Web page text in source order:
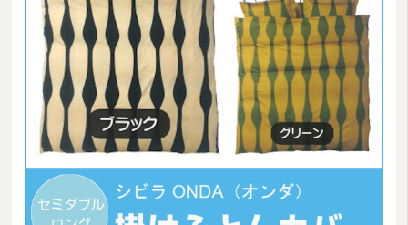
タオル
インナー・ルームウェア
美容・健康グッズ
日用品・生活雑貨
防炎・防災寝具
ペット用品